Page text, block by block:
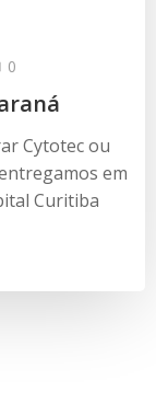
0
Cytotec ou
em
Curitiba